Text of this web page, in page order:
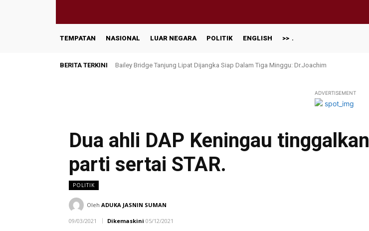
TEMPATAN NASIONAL LUAR NEGARA POLITIK ENGLISH >>
BERITA TERKINI Bailey Bridge Tanjung Lipat Dijangka Siap Dalam Tiga Minggu: Dr.Joachim
ADVERTISEMENT
Dua ahli DAP Keningau tinggalkan
parti sertai STAR.
POLITIK
Oleh ADUKA JASNIN SUMAN
09/03/2021 Dikemaskini 05/12/2021